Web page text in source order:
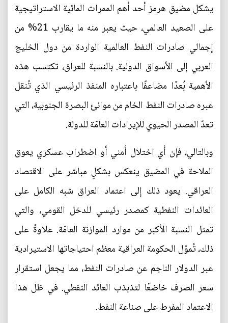
يشكل مضيق هرمز أحد أهم الممرات المائية الاستراتيجية
على الصعيد العالمي، حيث يعبر منه ما يقارب 21% من
إجمالي صادرات النفط العالمية الواردة من دول الخليج
العربي إلى الأسواق الدولية. بالنسبة للعراق، تكتسب هذه
الأهمية بُعدًا مضاعفًا باعتباره المنفذ الرئيسي الذي تُنقل
عبره صادرات النفط الخام من موانئ البصرة الجنوبية، التي
تعدّ المصدر الحيوي للإيرادات العامّة للدولة.
وبالتالي، فإن أي اختلال أمني أو اضطراب عسكري يعوق
الملاحة في المضيق ينعكس بشكلٍ مباشر على الاقتصاد
العراقي. يعود ذلك إلى اعتماد العراق شبه الكامل على
العائدات النفطية كمصدر رئيسي للدخل القومي، والتي
تمثل النسبة الأكبر من موارد الموازنة العامّة. علاوةً على
ذلك، تُموّل الحكومة العراقية معظم احتياجاتها الاستيرادية
عبر الدولار الناجم عن صادرات النفط، مما يجعل استقرار
سعر الصرف خاضعًا لتذبذب العائد النفطي. في ظل هذا
الاعتماد المفرط على صناعة النفط.